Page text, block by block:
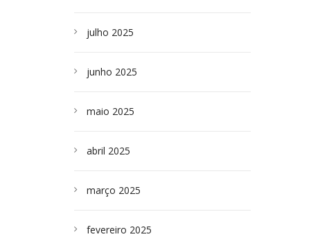
julho 2025
junho 2025
maio 2025
abril 2025
março 2025
fevereiro 2025